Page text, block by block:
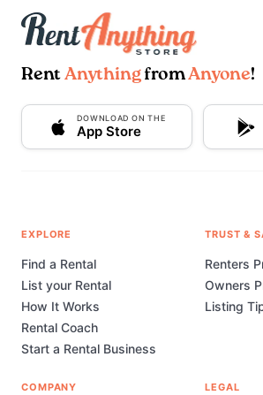
Rent AnythingfromAnyone!
DOWNLOAD ON THE
App Store
EXPLORE
Find a Rental
List your Rental
How It Works
Rental Coach
Start a Rental Business
TRUST &
Renters
Owners
Listing
COMPANY LEGAL